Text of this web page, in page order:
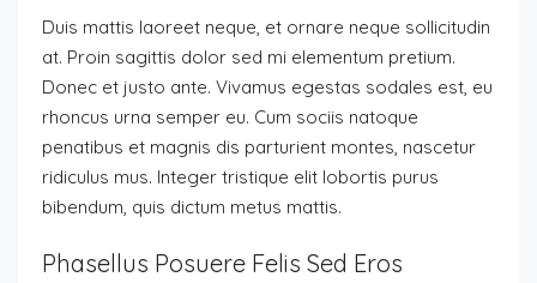
Duis mattis laoreet neque, et ornare neque sollicitudin
at. Proin sagittis dolor sed mi elementum pretium.
Donec et justo ante. Vivamus egestas sodales est, eu
rhoncus urna semper eu. Cum sociis natoque
penatibus et magnis dis parturient montes, nascetur
ridiculus mus. Integer tristique elit lobortis purus
bibendum, quis dictum metus mattis.
Phasellus Posuere Felis Sed Eros